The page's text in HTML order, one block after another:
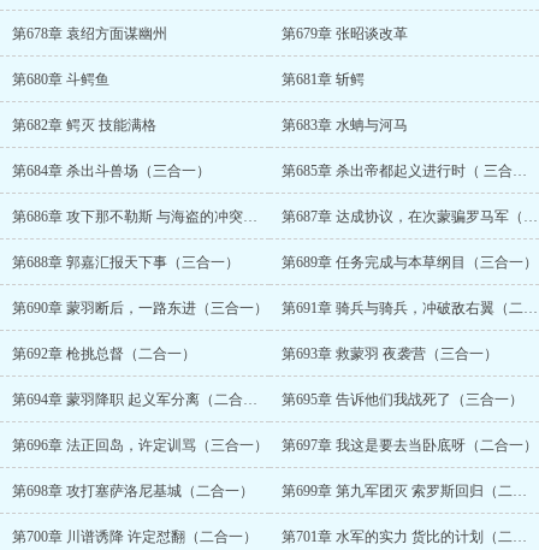
第678章 袁绍方面谋幽州 第679章 张昭谈改革
第680章 斗鳄鱼 第681章 斩鳄
第682章 鳄灭 技能满格 第683章 水蚺与河马
第684章 杀出斗兽场（三合一） 第685章 杀出帝都起义进行时（ 三合一）
第686章 攻下那不勒斯 与海盗的冲突（三合一） 第687章 达成协议，在次蒙骗罗马军（三合一）
第688章 郭嘉汇报天下事（三合一） 第689章 任务完成与本草纲目（三合一）
第690章 蒙羽断后，一路东进（三合一） 第691章 骑兵与骑兵，冲破敌右翼（二合一）
第692章 枪挑总督（二合一） 第693章 救蒙羽 夜袭营（三合一）
第694章 蒙羽降职 起义军分离（二合一） 第695章 告诉他们我战死了（三合一）
第696章 法正回岛，许定训骂（三合一） 第697章 我这是要去当卧底呀（二合一）
第698章 攻打塞萨洛尼基城（二合一） 第699章 第九军团灭 索罗斯回归（二合一）
第700章 川谱诱降 许定怼翻（二合一） 第701章 水军的实力 货比的计划（二合一）